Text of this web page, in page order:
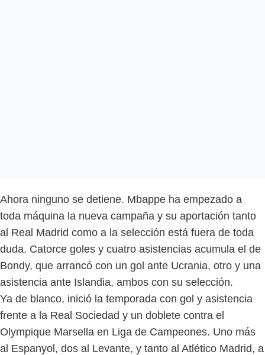
Ahora ninguno se detiene. Mbappe ha empezado a
toda máquina la nueva campaña y su aportación tanto
al Real Madrid como a la selección está fuera de toda
duda. Catorce goles y cuatro asistencias acumula el de
Bondy, que arrancó con un gol ante Ucrania, otro y una
asistencia ante Islandia, ambos con su selección.
Ya de blanco, inició la temporada con gol y asistencia
frente a la Real Sociedad y un doblete contra el
Olympique Marsella en Liga de Campeones. Uno más
al Espanyol, dos al Levante, y tanto al Atlético Madrid, a